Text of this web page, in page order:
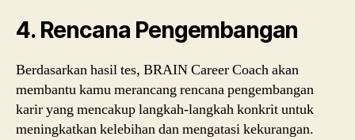
4. Rencana Pengembangan
Berdasarkan hasil tes, BRAIN Career Coach akan
membantu kamu merancang rencana pengembangan
karir yang mencakup langkah-langkah konkrit untuk
meningkatkan kelebihan dan mengatasi kekurangan.